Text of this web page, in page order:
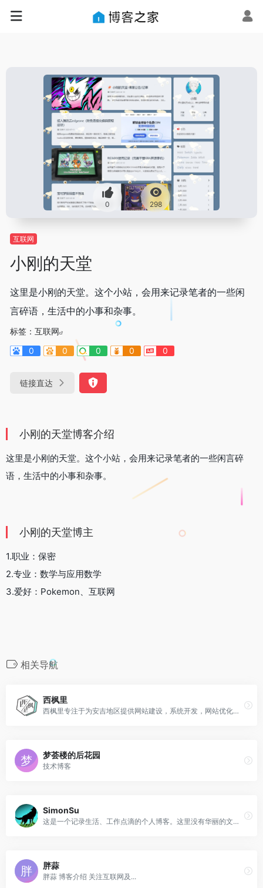
0 298
互联网
小刚的天堂
这里是小刚的天堂。这个小站，会用来记录笔者的一些闲
言碎语，生活中的小事和杂事。
标签： 互联网
0
0 0 0 0
链接直达
小刚的天堂博客介绍
这里是小刚的天堂。这个小站，会用来记录笔者的一些闲言碎
语，生活中的小事和杂事。
小刚的天堂博主
1.职业：保密
2.专业：数学与应用数学
3.爱好：Pokemon、互联网
相关导航
西枫里
西枫里专注于为安吉地区提供网站建设，系统开发，网站优化，互联网咨询的个人网站。
梦荟楼的后花园
技术博客
SimonSu
这是一个记录生活、工作点滴的个人博客。这里没有华丽的文字，没有像花一样美的图片，只有平静生活中所感、所见、所爱的记忆。
胖蒜
胖蒜 博客介绍 关注互联网及...